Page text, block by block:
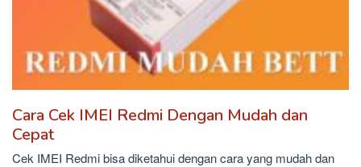
Cara Cek IMEI Redmi Dengan Mudah dan
Cepat
Cek IMEI Redmi bisa diketahui dengan cara yang mudah dan